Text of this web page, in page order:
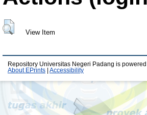
View Item
Repository Universitas Negeri Padang is
About EPrints
Accessibility